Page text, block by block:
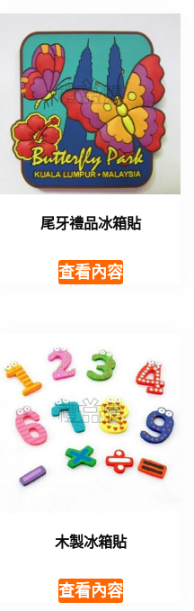
尾牙禮品冰箱貼
查看內容
木製冰箱貼
查看內容